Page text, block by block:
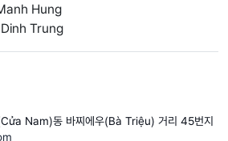
Hung
Trung
Nam)동 바찌에우(Bà Triệu) 거리 45번지